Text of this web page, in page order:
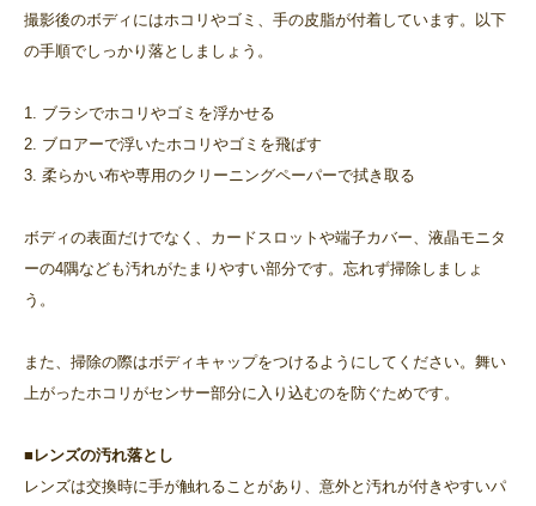
撮影後のボディにはホコリやゴミ、手の皮脂が付着しています。以下
の手順でしっかり落としましょう。
1. ブラシでホコリやゴミを浮かせる
2. ブロアーで浮いたホコリやゴミを飛ばす
3. 柔らかい布や専用のクリーニングペーパーで拭き取る
ボディの表面だけでなく、カードスロットや端子カバー、液晶モニタ
ーの4隅なども汚れがたまりやすい部分です。忘れず掃除しましょ
う。
また、掃除の際はボディキャップをつけるようにしてください。舞い
上がったホコリがセンサー部分に入り込むのを防ぐためです。
■レンズの汚れ落とし
レンズは交換時に手が触れることがあり、意外と汚れが付きやすいパ